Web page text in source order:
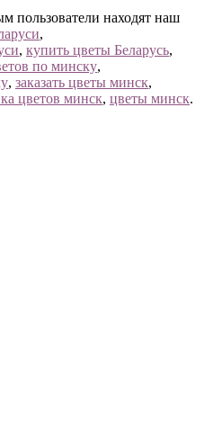
пользователи находят наш
,
, купить цветы Беларусь,
по минску,
, заказать цветы минск,
цветов минск, цветы минск.